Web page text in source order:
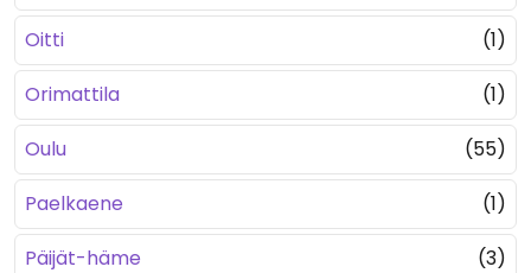
Oitti
(1)
Orimattila
(1)
Oulu
(55)
Paelkaene
(1)
Päijät-häme
(3)